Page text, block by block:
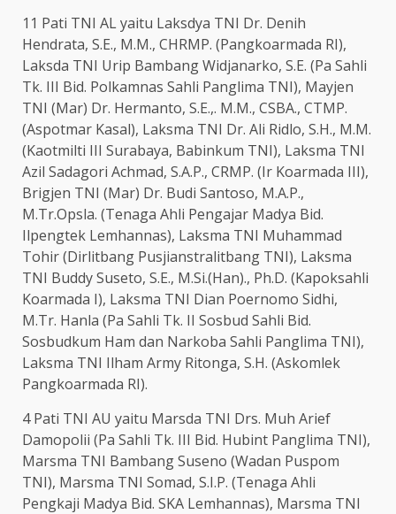
11 Pati TNI AL yaitu Laksdya TNI Dr. Denih
Hendrata, S.E., M.M., CHRMP. (Pangkoarmada RI),
Laksda TNI Urip Bambang Widjanarko, S.E. (Pa Sahli
Tk. III Bid. Polkamnas Sahli Panglima TNI), Mayjen
TNI (Mar) Dr. Hermanto, S.E.,. M.M., CSBA., CTMP.
(Aspotmar Kasal), Laksma TNI Dr. Ali Ridlo, S.H., M.M.
(Kaotmilti III Surabaya, Babinkum TNI), Laksma TNI
Azil Sadagori Achmad, S.A.P., CRMP. (Ir Koarmada III),
Brigjen TNI (Mar) Dr. Budi Santoso, M.A.P.,
M.Tr.Opsla. (Tenaga Ahli Pengajar Madya Bid.
Ilpengtek Lemhannas), Laksma TNI Muhammad
Tohir (Dirlitbang Pusjianstralitbang TNI), Laksma
TNI Buddy Suseto, S.E., M.Si.(Han)., Ph.D. (Kapoksahli
Koarmada I), Laksma TNI Dian Poernomo Sidhi,
M.Tr. Hanla (Pa Sahli Tk. II Sosbud Sahli Bid.
Sosbudkum Ham dan Narkoba Sahli Panglima TNI),
Laksma TNI Ilham Army Ritonga, S.H. (Askomlek
Pangkoarmada RI).
4 Pati TNI AU yaitu Marsda TNI Drs. Muh Arief
Damopolii (Pa Sahli Tk. III Bid. Hubint Panglima TNI),
Marsma TNI Bambang Suseno (Wadan Puspom
TNI), Marsma TNI Somad, S.I.P. (Tenaga Ahli
Pengkaji Madya Bid. SKA Lemhannas), Marsma TNI